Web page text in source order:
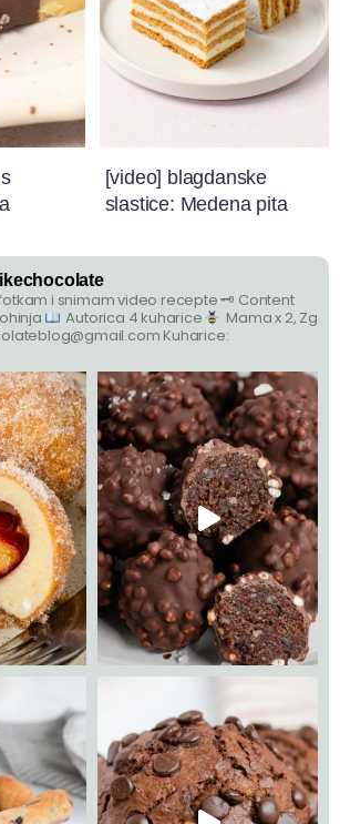
[video] blagdanske
slastice: Medena pita
i snimam video recepte🗝 Content
Autorica 4 kuharice
Mama x 2, Zg
Kuharice: